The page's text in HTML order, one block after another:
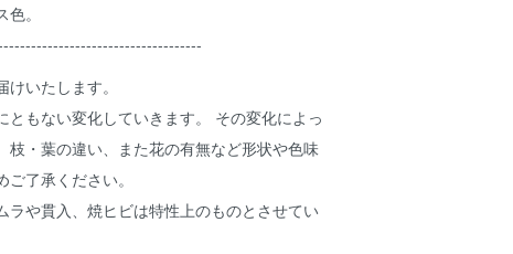
。
いたします。
ともない変化していきます。 その変化によっ
枝・葉の違い、また花の有無など形状や色味
了承ください。
ラや貫入、焼ヒビは特性上のものとさせてい